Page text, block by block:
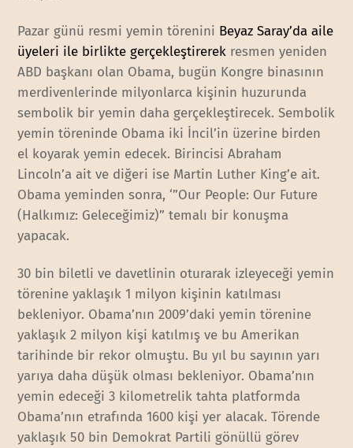
Pazar günü resmi yemin törenini Beyaz Saray’da aile
üyeleri ile birlikte gerçekleştirerek resmen yeniden
ABD başkanı olan Obama, bugün Kongre binasının
merdivenlerinde milyonlarca kişinin huzurunda
sembolik bir yemin daha gerçekleştirecek. Sembolik
yemin töreninde Obama iki İncil’in üzerine birden
el koyarak yemin edecek. Birincisi Abraham
Lincoln’a ait ve diğeri ise Martin Luther King’e ait.
Obama yeminden sonra, ‘”Our People: Our Future
(Halkımız: Geleceğimiz)” temalı bir konuşma
yapacak.
30 bin biletli ve davetlinin oturarak izleyeceği yemin
törenine yaklaşık 1 milyon kişinin katılması
bekleniyor. Obama’nın 2009’daki yemin törenine
yaklaşık 2 milyon kişi katılmış ve bu Amerikan
tarihinde bir rekor olmuştu. Bu yıl bu sayının yarı
yarıya daha düşük olması bekleniyor. Obama’nın
yemin edeceği 3 kilometrelik tahta platformda
Obama’nın etrafında 1600 kişi yer alacak. Törende
yaklaşık 50 bin Demokrat Partili gönüllü görev